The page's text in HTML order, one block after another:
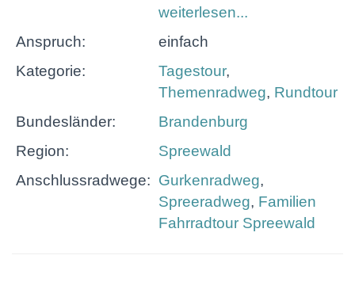
weiterlesen...
Anspruch:
einfach
Kategorie:
Tagestour,
Themenradweg, Rundtour
Bundesländer:
Brandenburg
Region:
Spreewald
Anschlussradwege: Gurkenradweg,
Spreeradweg, Familien
Fahrradtour Spreewald